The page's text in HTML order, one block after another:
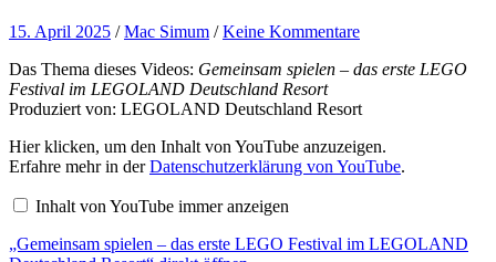
15. April 2025 /Mac Simum /Keine Kommentare
Das Thema dieses Videos: Gemeinsam spielen – das erste LEGO
Festival im LEGOLAND Deutschland Resort
Produziert von: LEGOLAND Deutschland Resort
„Gemeinsam
spielen
–
erste
Festival
Hier klicken, um den Inhalt von YouTube anzuzeigen.
Erfahre mehr in derDatenschutzerklärung von YouTube.
Inhalt von YouTube immer anzeigen
„Gemeinsam spielen – das erste LEGO Festival im LEGOLAND